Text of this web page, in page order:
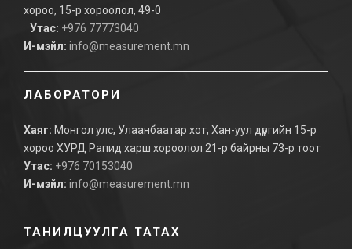
хороо, 15-р хороолол, 49-0
Утас: +976 77773040
И-мэйл: info@measurement.mn
ЛАБОРАТОРИ
Хаяг: Монгол улс, Улаанбаатар хот, Хан-уул дүүргийн 15-р
хороо ХУРД Рапид харш хороолол 21-р байрны 73-р тоот
Утас: +976 70153040
И-мэйл: info@measurement.mn
ТАНИЛЦУУЛГА ТАТАХ